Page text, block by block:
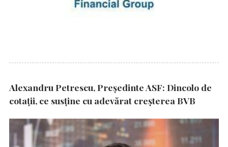
Alexandru Petrescu, Președinte ASF: Dincolo de
cotații, ce susține cu adevărat creșterea BVB